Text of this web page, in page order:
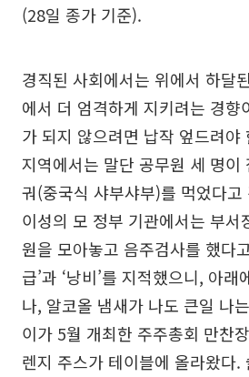
(28일 종가 기준).
경직된 사회에서는 위에서 하달
에서 더 엄격하게 지키려는 경향
가 되지 않으려면 납작 엎드려야
지역에서는 말단 공무원 세 명이
궈(중국식 샤부샤부)를 먹었다
이성의 모 정부 기관에서는 부서
원을 모아놓고 음주검사를 했다
급’과 ‘낭비’를 지적했으니, 아
나, 알코올 냄새가 나도 큰일 나
이가 5월 개최한 주주총회 만찬
렌지 주스가 테이블에 올라왔다.